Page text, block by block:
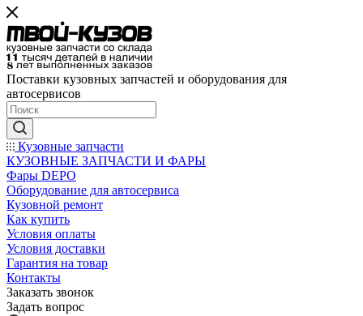
Поставки кузовных запчастей и оборудования для
автосервисов
Кузовные запчасти
КУЗОВНЫЕ ЗАПЧАСТИ И ФАРЫ
Фары DEPO
Оборудование для автосервиса
Кузовной ремонт
Как купить
Условия оплаты
Условия доставки
Гарантия на товар
Контакты
Заказать звонок
Задать вопрос